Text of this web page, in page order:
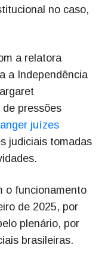
no caso,
a relatora
a Independência
pressões
juízes
judiciais tomadas
o funcionamento
de 2025, por
plenário, por
brasileiras.